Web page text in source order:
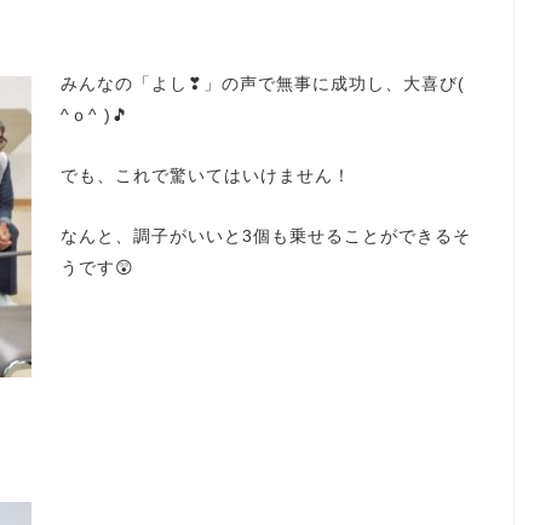
みんなの「よし❣」の声で無事に成功し、大喜び(
^ｏ^ )🎵
でも、これで驚いてはいけません！
なんと、調子がいいと3個も乗せることができるそ
うです😲